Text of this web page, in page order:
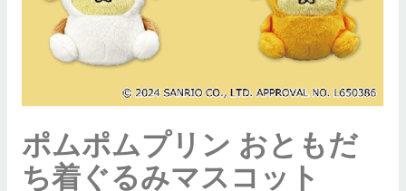
ポムポムプリン おともだ
ち着ぐるみマスコット